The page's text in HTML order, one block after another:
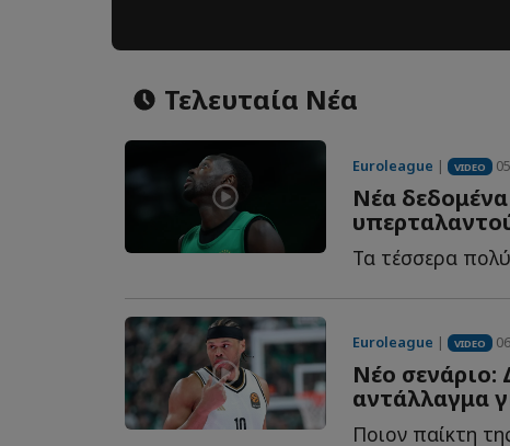
Τελευταία Νέα
Euroleague | VIDEO
Νέα δεδομένα
Euroleague | VIDEO
Νέο σενάριο:
αντάλλαγμα